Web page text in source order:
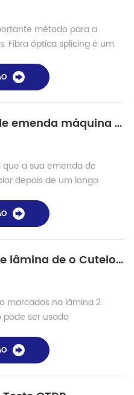
método para a
Fibra óptica splicing é um
Como calibrar a fibra de emenda máquina de ARCO manualmente?
a sua emenda de
depois de um longo
...
Substituição e ajuste de lâmina de o Cutelo na fusão splicer kit
marcados na lâmina 2.
ser usado
não puder ser co...